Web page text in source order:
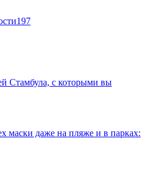
197
Стамбула, с которыми вы
маски даже на пляже и в парках: